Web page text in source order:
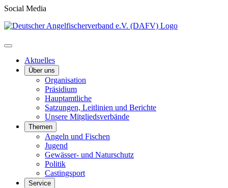
Social Media
Aktuelles
Über uns
Organisation
Präsidium
Hauptamtliche
Satzungen, Leitlinien und Berichte
Unsere Mitgliedsverbände
Themen
Angeln und Fischen
Jugend
Gewässer- und Naturschutz
Politik
Castingsport
Service